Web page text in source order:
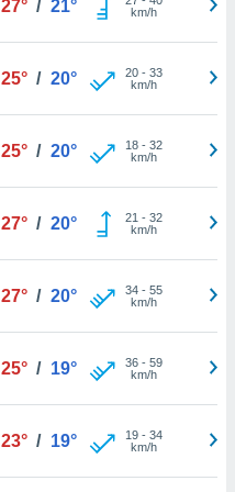
27° / 21°
km/h
25° / 20° 20- 33
km/h
25° / 20° 18- 32
km/h
27° / 20° 21 - 32
km/h
27° / 20° 34- 55
km/h
25° / 19° 36- 59
km/h
23° / 19° 19- 34
km/h